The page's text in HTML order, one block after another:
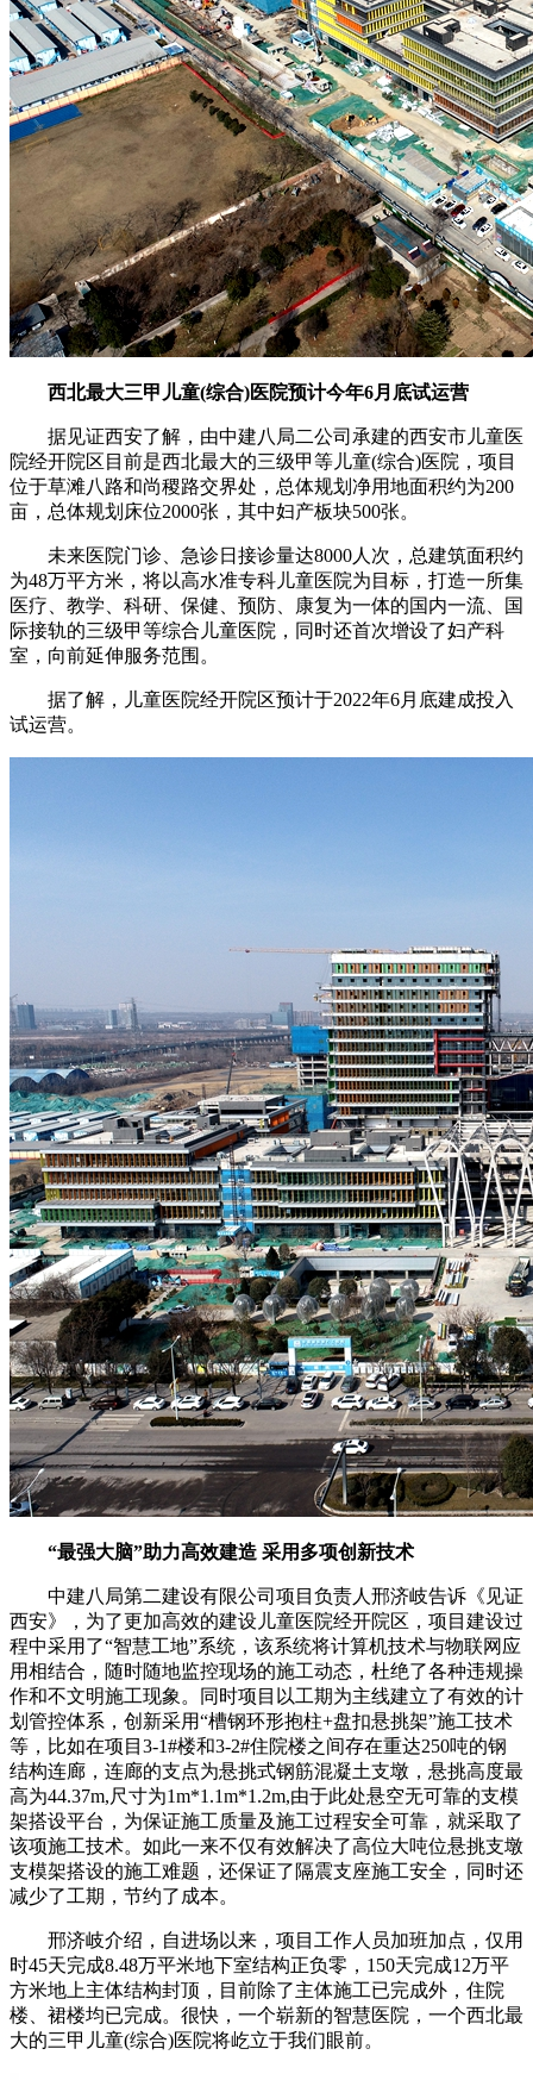
西北最大三甲儿童(综合)医院预计今年6月底试运营
据见证西安了解，由中建八局二公司承建的西安市儿童医
院经开院区目前是西北最大的三级甲等儿童(综合)医院，项目
位于草滩八路和尚稷路交界处，总体规划净用地面积约为200
亩，总体规划床位2000张，其中妇产板块500张。
未来医院门诊、急诊日接诊量达8000人次，总建筑面积约
为48万平方米，将以高水准专科儿童医院为目标，打造一所集
医疗、教学、科研、保健、预防、康复为一体的国内一流、国
际接轨的三级甲等综合儿童医院，同时还首次增设了妇产科
室，向前延伸服务范围。
据了解，儿童医院经开院区预计于2022年6月底建成投入
试运营。
“最强大脑”助力高效建造 采用多项创新技术
中建八局第二建设有限公司项目负责人邢济岐告诉《见证
西安》，为了更加高效的建设儿童医院经开院区，项目建设过
程中采用了“智慧工地”系统，该系统将计算机技术与物联网应
用相结合，随时随地监控现场的施工动态，杜绝了各种违规操
作和不文明施工现象。同时项目以工期为主线建立了有效的计
划管控体系，创新采用“槽钢环形抱柱+盘扣悬挑架”施工技术
等，比如在项目3-1#楼和3-2#住院楼之间存在重达250吨的钢
结构连廊，连廊的支点为悬挑式钢筋混凝土支墩，悬挑高度最
高为44.37m,尺寸为1m*1.1m*1.2m,由于此处悬空无可靠的支模
架搭设平台，为保证施工质量及施工过程安全可靠，就采取了
该项施工技术。如此一来不仅有效解决了高位大吨位悬挑支墩
支模架搭设的施工难题，还保证了隔震支座施工安全，同时还
减少了工期，节约了成本。
邢济岐介绍，自进场以来，项目工作人员加班加点，仅用
时45天完成8.48万平米地下室结构正负零，150天完成12万平
方米地上主体结构封顶，目前除了主体施工已完成外，住院
楼、裙楼均已完成。很快，一个崭新的智慧医院，一个西北最
大的三甲儿童(综合)医院将屹立于我们眼前。